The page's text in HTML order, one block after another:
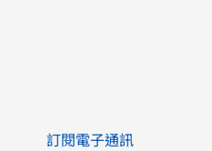
訂閱電子通訊